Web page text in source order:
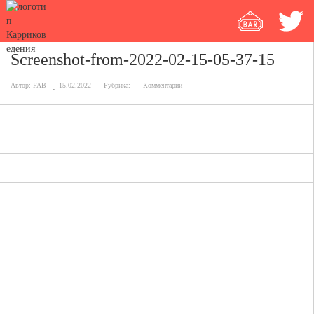
Screenshot-from-2022-02-15-05-37-15
Автор: FAB 15.02.2022 Рубрика: Комментарии